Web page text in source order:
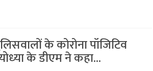
के कोरोना पॉजिटिव
के डीएम ने कहा…